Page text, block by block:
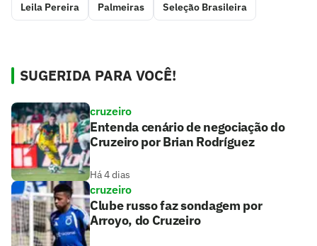
Leila Pereira Palmeiras Seleção Brasileira
SUGERIDA PARA VOCÊ!
cruzeiro
Entenda cenário de negociação do
Cruzeiro por Brian Rodríguez
Há 4 dias
cruzeiro
Clube russo faz sondagem por
Arroyo, do Cruzeiro